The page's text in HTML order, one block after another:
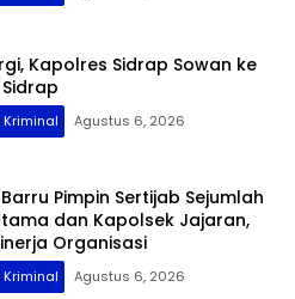
Kapolres Sidrap Sowan ke
Kriminal Agustus 6, 2026
Pimpin Sertijab Sejumlah
dan Kapolsek Jajaran,
Organisasi
Kriminal Agustus 6, 2026